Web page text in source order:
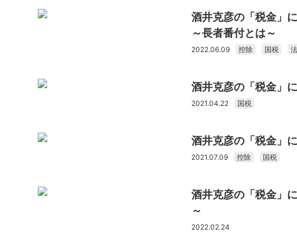
酒井克彦の「税金」
～長者番付とは～
2022.06.09 控除 国税
酒井克彦の「税金」
2021.04.22 国税
酒井克彦の「税金」
2021.07.09 控除 国税
酒井克彦の「税金」
～
2022.02.24